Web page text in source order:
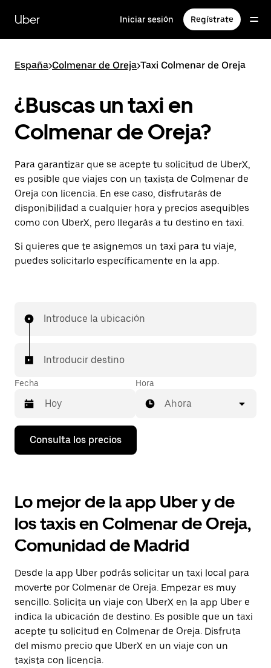
contenido
principal
Uber Iniciar sesión Regístrate
España>Colmenar de Oreja>Taxi Colmenar de Oreja
¿Buscas un taxi en
Colmenar de Oreja?
Para garantizar que se acepte tu solicitud de UberX,
es posible que viajes con un taxista de Colmenar de
Oreja con licencia. En ese caso, disfrutarás de
disponibilidad a cualquier hora y precios asequibles
como con UberX, pero llegarás a tu destino en taxi.
Si quieres que te asignemos un taxi para tu viaje,
puedes solicitarlo específicamente en la app.
Introduce la ubicación
Introducir destino
Fecha
Pulsa
flecha
abrir
el
calendario
y
seleccionar
una
Pulsa
el
botón
de
escape
para
cerrar
el
calendario.
Hora
Ahora
Consulta los precios
Lo mejor de la app Uber y de
los taxis en Colmenar de Oreja,
Comunidad de Madrid
Desde la app Uber podrás solicitar un taxi local para
moverte por Colmenar de Oreja. Empezar es muy
sencillo. Solicita un viaje con UberX en la app Uber e
indica la ubicación de destino. Es posible que un taxi
acepte tu solicitud en Colmenar de Oreja. Disfruta
del mismo precio que UberX en un viaje con un
taxista con licencia.